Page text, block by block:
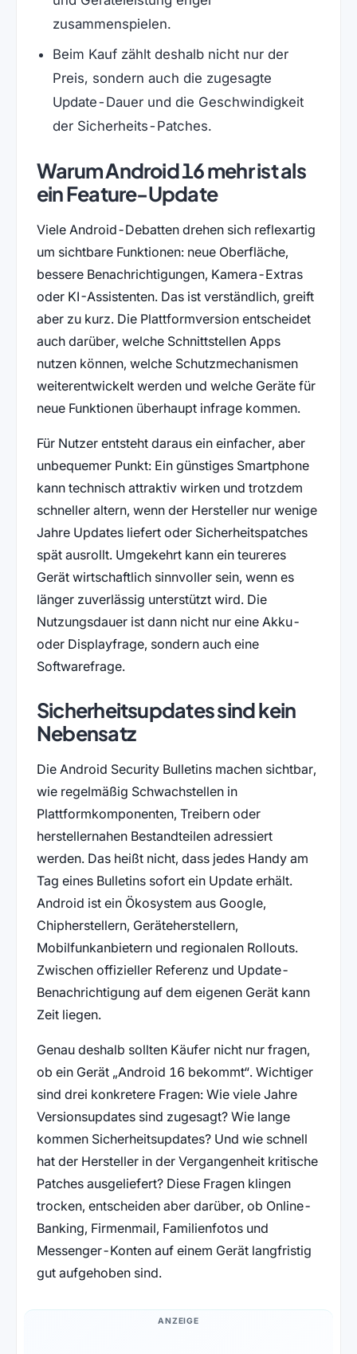
zusammenspielen.
Beim Kauf zählt deshalb nicht nur der
Preis, sondern auch die zugesagte
Update-Dauer und die Geschwindigkeit
der Sicherheits-Patches.
Warum Android 16 mehr ist als
ein Feature-Update
Viele Android-Debatten drehen sich reflexartig
um sichtbare Funktionen: neue Oberfläche,
bessere Benachrichtigungen, Kamera-Extras
oder KI-Assistenten. Das ist verständlich, greift
aber zu kurz. Die Plattformversion entscheidet
auch darüber, welche Schnittstellen Apps
nutzen können, welche Schutzmechanismen
weiterentwickelt werden und welche Geräte für
neue Funktionen überhaupt infrage kommen.
Für Nutzer entsteht daraus ein einfacher, aber
unbequemer Punkt: Ein günstiges Smartphone
kann technisch attraktiv wirken und trotzdem
schneller altern, wenn der Hersteller nur wenige
Jahre Updates liefert oder Sicherheitspatches
spät ausrollt. Umgekehrt kann ein teureres
Gerät wirtschaftlich sinnvoller sein, wenn es
länger zuverlässig unterstützt wird. Die
Nutzungsdauer ist dann nicht nur eine Akku-
oder Displayfrage, sondern auch eine
Softwarefrage.
Sicherheitsupdates sind kein
Nebensatz
Die Android Security Bulletins machen sichtbar,
wie regelmäßig Schwachstellen in
Plattformkomponenten, Treibern oder
herstellernahen Bestandteilen adressiert
werden. Das heißt nicht, dass jedes Handy am
Tag eines Bulletins sofort ein Update erhält.
Android ist ein Ökosystem aus Google,
Chipherstellern, Geräteherstellern,
Mobilfunkanbietern und regionalen Rollouts.
Zwischen offizieller Referenz und Update-
Benachrichtigung auf dem eigenen Gerät kann
Zeit liegen.
Genau deshalb sollten Käufer nicht nur fragen,
ob ein Gerät „Android 16 bekommt“. Wichtiger
sind drei konkretere Fragen: Wie viele Jahre
Versionsupdates sind zugesagt? Wie lange
kommen Sicherheitsupdates? Und wie schnell
hat der Hersteller in der Vergangenheit kritische
Patches ausgeliefert? Diese Fragen klingen
trocken, entscheiden aber darüber, ob Online-
Banking, Firmenmail, Familienfotos und
Messenger-Konten auf einem Gerät langfristig
gut aufgehoben sind.
ANZEIGE